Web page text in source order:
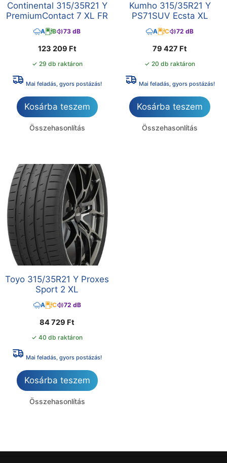
Continental 315/35R21 Y
PremiumContact 7 XL FR
A B 73 dB
123 209 Ft
✓ 29 db raktáron
Mai feladás, gyors postázás!
Kosárba teszem
Összehasonlítás
Kumho 315/35R21 Y
PS71SUV Ecsta XL
A C 72 dB
79 427 Ft
✓ 20 db raktáron
Mai feladás, gyors postázás!
Kosárba teszem
Összehasonlítás
Toyo 315/35R21 Y Proxes
Sport 2 XL
A C 72 dB
84 729 Ft
✓ 40 db raktáron
Mai feladás, gyors postázás!
Kosárba teszem
Összehasonlítás